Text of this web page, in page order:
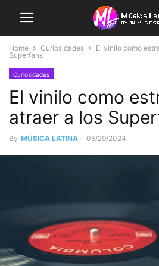
Home Curiosidades
El vinilo como
Superfans
Curiosidades
El vinilo como
atraer a los
By MÚSICA LATINA - 05/29/2024